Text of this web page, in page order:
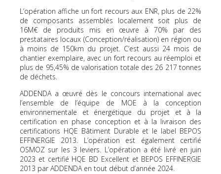
L’opération affiche un fort recours aux ENR, plus de 22%
de composants assemblés localement soit plus de
16M€ de produits mis en œuvre à 70% par des
prestataires locaux (Conception/réalisation) en région ou
à moins de 150km du projet. C’est aussi 24 mois de
chantier exemplaire, avec un fort recours au réemploi et
plus de 95,45% de valorisation totale des 26 217 tonnes
de déchets.
ADDENDA a œuvré dès le concours international avec
l’ensemble de l’équipe de MOE à la conception
environnementale et énergétique du projet et à la
certification en phase conception et à la livraison des
certifications HQE Bâtiment Durable et le label BEPOS
EFFINERGIE 2013. L’opération est également certifié
OSMOZ sur les 3 leviers. L’opération a été livré en juin
2023 et certifié HQE BD Excellent et BEPOS EFFINERGIE
2013 par ADDENDA en tout début d’année 2024.